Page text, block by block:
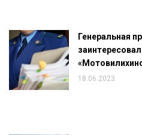
Генеральная
18.06.2023